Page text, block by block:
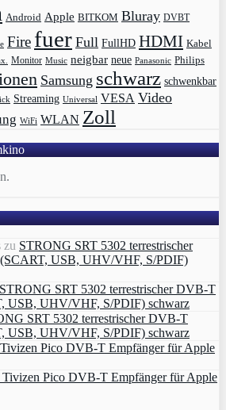
Android Apple BITKOM Bluray DVBT
Fire fuer Full FullHD HDMI Kabel
Monitor Music neigbar neue Panasonic Philips
Samsung schwarz schwenkbar
Streaming Universal VESA Video
WiFi WLAN Zoll
zu STRONG SRT 5302 terrestrischer
USB, UHV/VHF, S/PDIF)
STRONG SRT 5302 terrestrischer DVB-T
USB, UHV/VHF, S/PDIF) schwarz
SRT 5302 terrestrischer DVB-T
USB, UHV/VHF, S/PDIF) schwarz
Pico DVB-T Empfänger für Apple
Pico DVB-T Empfänger für Apple